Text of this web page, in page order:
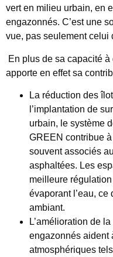
vert en milieu urbain, en
engazonnés. C’est une
vue, pas seulement celui
En plus de sa capacité
apporte en effet sa
La réduction des
l’implantation de
urbain, le système
GREEN contribue
souvent associés
asphaltées. Les
meilleure
évaporant l’eau, ce
ambiant.
L’amélioration de
engazonnés aident
atmosphériques